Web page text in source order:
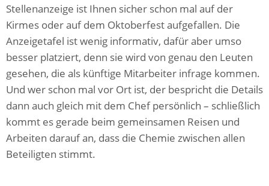
Stellenanzeige ist Ihnen sicher schon mal auf der
Kirmes oder auf dem Oktoberfest aufgefallen. Die
Anzeigetafel ist wenig informativ, dafür aber umso
besser platziert, denn sie wird von genau den Leuten
gesehen, die als künftige Mitarbeiter infrage kommen.
Und wer schon mal vor Ort ist, der bespricht die Details
dann auch gleich mit dem Chef persönlich – schließlich
kommt es gerade beim gemeinsamen Reisen und
Arbeiten darauf an, dass die Chemie zwischen allen
Beteiligten stimmt.